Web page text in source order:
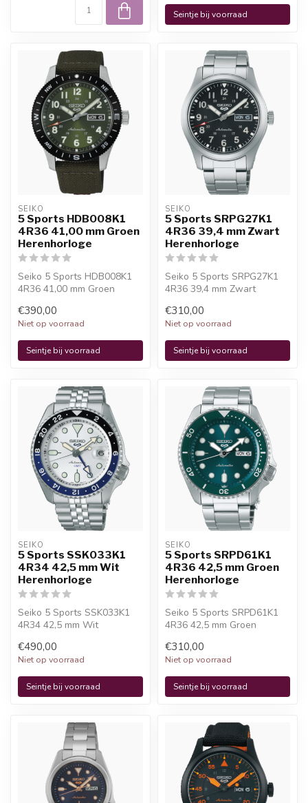
Seintje bij voorraad
SEIKO
5 Sports HDB008K1
4R36 41,00 mm Groen
Herenhorloge
Seiko 5 Sports HDB008K1
4R36 41,00 mm Groen
officieel Seiko ...
€390,00
Niet op voorraad
Seintje bij voorraad
SEIKO
5 Sports SRPG27K1
4R36 39,4 mm Zwart
Herenhorloge
Seiko 5 Sports SRPG27K1
4R36 39,4 mm Zwart
officieel Seiko h...
€310,00
Niet op voorraad
Seintje bij voorraad
SEIKO
5 Sports SSK033K1
4R34 42,5 mm Wit
Herenhorloge
Seiko 5 Sports SSK033K1
4R34 42,5 mm Wit
officieel Seiko hor...
€490,00
Niet op voorraad
Seintje bij voorraad
SEIKO
5 Sports SRPD61K1
4R36 42,5 mm Groen
Herenhorloge
Seiko 5 Sports SRPD61K1
4R36 42,5 mm Groen
officieel Seiko h...
€310,00
Niet op voorraad
Seintje bij voorraad